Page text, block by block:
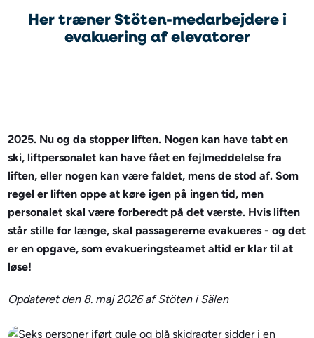
Her træner Stöten-medarbejdere i
evakuering af elevatorer
2025. Nu og da stopper liften. Nogen kan have tabt en
ski, liftpersonalet kan have fået en fejlmeddelelse fra
liften, eller nogen kan være faldet, mens de stod af. Som
regel er liften oppe at køre igen på ingen tid, men
personalet skal være forberedt på det værste. Hvis liften
står stille for længe, skal passagererne evakueres - og det
er en opgave, som evakueringsteamet altid er klar til at
løse!
Opdateret den 8. maj 2026 af Stöten i Sälen